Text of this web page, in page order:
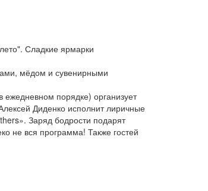
Сладкие ярмарки
мёдом и сувенирными
порядке) организует
Диденко исполнит лиричные
Заряд бодрости подарят
не вся программа! Также гостей